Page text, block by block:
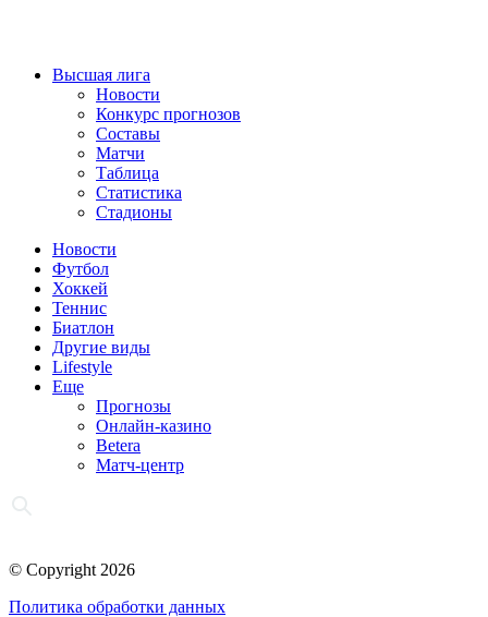
Высшая лига
Новости
Конкурс прогнозов
Составы
Матчи
Таблица
Статистика
Стадионы
Новости
Футбол
Хоккей
Теннис
Биатлон
Другие виды
Lifestyle
Еще
Прогнозы
Онлайн-казино
Betera
Матч-центр
© Copyright 2026
Политика обработки данных